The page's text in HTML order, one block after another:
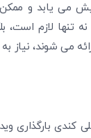
می‌ یابد و
نه تنها لازم
کندی